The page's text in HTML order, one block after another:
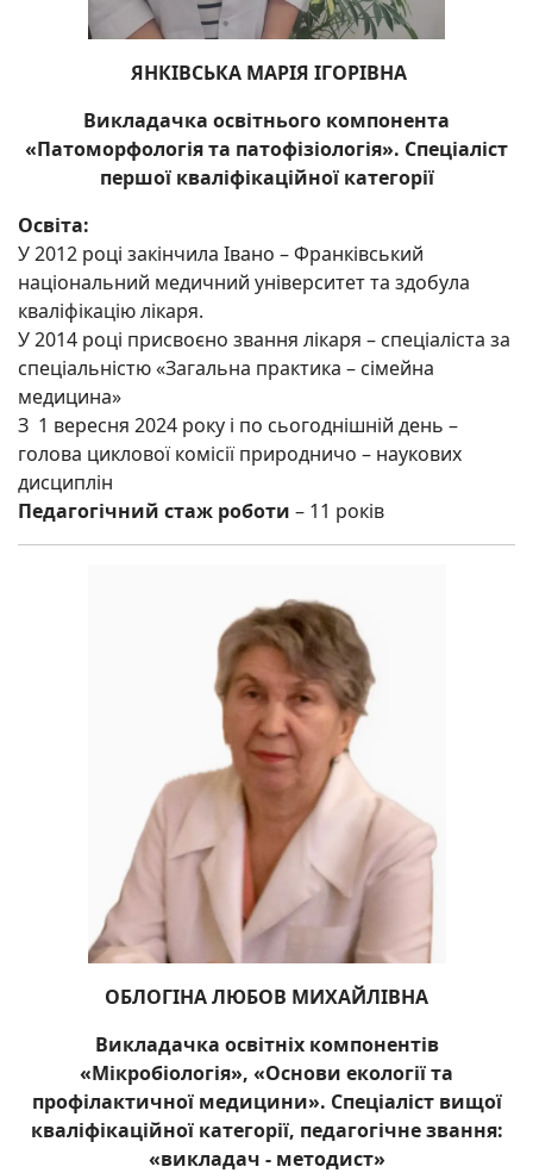
ЯНКІВСЬКА МАРІЯ ІГОРІВНА
Викладачка освітнього компонента
«Патоморфологія та патофізіологія». Спеціаліст
першої кваліфікаційної категорії
Освіта:
У 2012 році закінчила Івано – Франківський
національний медичний університет та здобула
кваліфікацію лікаря.
У 2014 році присвоєно звання лікаря – спеціаліста за
спеціальністю «Загальна практика – сімейна
медицина»
З 1 вересня 2024 року і по сьогоднішній день –
голова циклової комісії природничо – наукових
дисциплін
Педагогічний стаж роботи – 11 років
ОБЛОГІНА ЛЮБОВ МИХАЙЛІВНА
Викладачка освітніх компонентів
«Мікробіологія», «Основи екології та
профілактичної медицини». Спеціаліст вищої
кваліфікаційної категорії, педагогічне звання:
«викладач - методист»